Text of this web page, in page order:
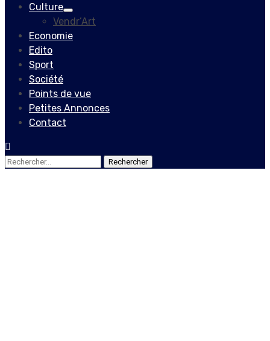
Culture
Vendr’Art
Economie
Edito
Sport
Société
Points de vue
Petites Annonces
Contact
Rechercher :